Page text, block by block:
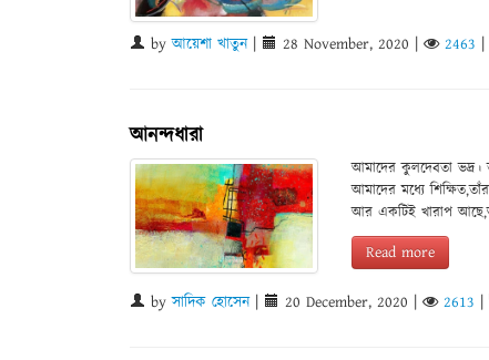
byআয়েশা খাতুন| 28 November, 2020 2463
আনন্দধারা
আমাদের কুলদেবতা ভদ্র।
আমাদের মধ্যে
আর একটিই খারাপ
Read more
byসাদিক হোসেন| 20 December, 2020 2613